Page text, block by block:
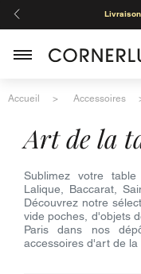
Accueil Accessoires
art de la
Sublimez votre
Lalique, Baccarat,
Découvrez notre
vide poches, d'objets
Paris dans nos
accessoires d'art de la